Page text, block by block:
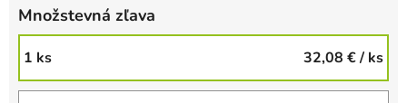
Množstevná zľava
1 ks 32,08 €/ ks